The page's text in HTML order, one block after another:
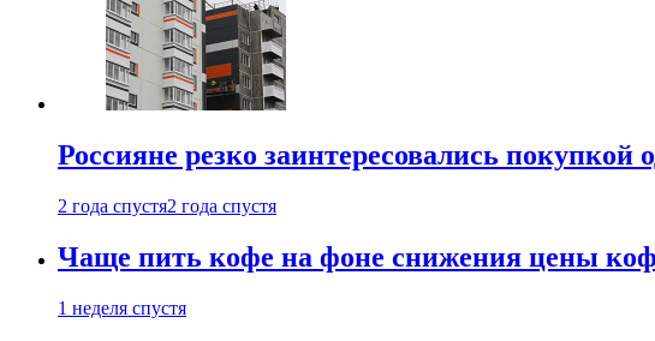
Россияне резко заинтересовались покупкой
2 года спустя2 года спустя
Чаще пить кофе на фоне снижения цены
1 неделя спустя